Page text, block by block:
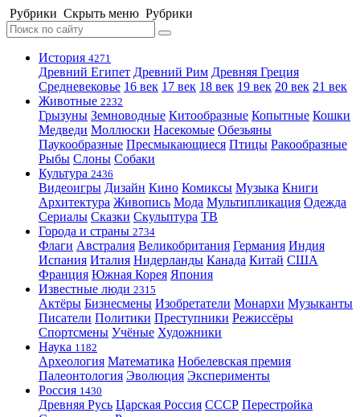
Рубрики Скрыть меню Рубрики
История 4271
Древний Египет Древний Рим Древняя Греция
Средневековье 16 век 17 век 18 век 19 век 20 век 21 век
Животные 2232
Грызуны Земноводные Китообразные Копытные Кошки
Медведи Моллюски Насекомые Обезьяны
Паукообразные Пресмыкающиеся Птицы Ракообразные
Рыбы Слоны Собаки
Культура 2436
Видеоигры Дизайн Кино Комиксы Музыка Книги
Архитектура Живопись Мода Мультипликация Одежда
Сериалы Сказки Скульптура ТВ
Города и страны 2734
Флаги Австралия Великобритания Германия Индия
Испания Италия Нидерланды Канада Китай США
Франция Южная Корея Япония
Известные люди 2315
Актёры Бизнесмены Изобретатели Монархи Музыканты
Писатели Политики Преступники Режиссёры
Спортсмены Учёные Художники
Наука 1182
Археология Математика Нобелевская премия
Палеонтология Эволюция Эксперименты
Россия 1430
Древняя Русь Царская Россия СССР Перестройка